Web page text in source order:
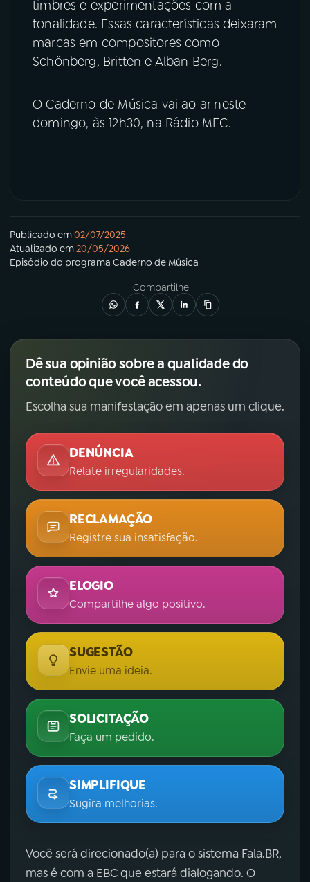
timbres e experimentações com a
tonalidade. Essas características deixaram
marcas em compositores como
Schönberg, Britten e Alban Berg.
O Caderno de Música vai ao ar neste
domingo, às 12h30, na Rádio MEC.
Publicado em02/07/2025
Atualizado em20/05/2026
Episódio do programa Caderno de Música
Compartilhe
Dê sua opinião sobre a qualidade do
conteúdo que você acessou.
Escolha sua manifestação em apenas um clique.
DENÚNCIA
Relate irregularidades.
RECLAMAÇÃO
Registre sua insatisfação.
ELOGIO
Compartilhe algo positivo.
SUGESTÃO
Envie uma ideia.
SOLICITAÇÃO
Faça um pedido.
SIMPLIFIQUE
Sugira melhorias.
Você será direcionado(a) para o sistema Fala.BR,
mas é com a EBC que estará dialogando. O